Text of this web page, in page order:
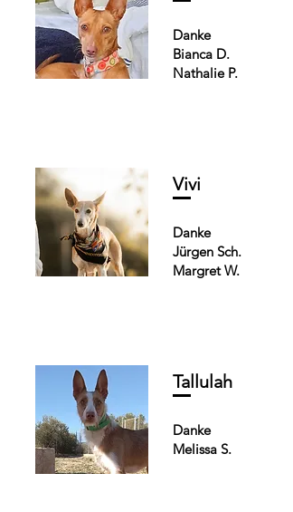
Danke
Bianca D.
Nathalie P.
Vivi
Danke
Jürgen Sch.
Margret W.
Tallulah
Danke
Melissa S.